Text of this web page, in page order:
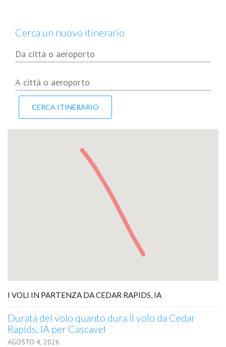
Cerca un nuovo itinerario
I VOLI IN PARTENZA DA CEDAR RAPIDS, IA
Durata del volo quanto dura il volo da Cedar
Rapids, IA per Cascavel
AGOSTO 4, 2026